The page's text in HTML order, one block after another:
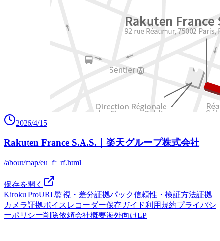
2026/4/15
Rakuten France S.A.S.｜楽天グループ株式会社
/about/map/eu_fr_rf.html
保存を開く
Kiroku ProURL監視・差分証拠パック信頼性・検証方法証拠
カメラ証拠ボイスレコーダー保存ガイド利用規約プライバシ
ーポリシー削除依頼会社概要海外向けLP